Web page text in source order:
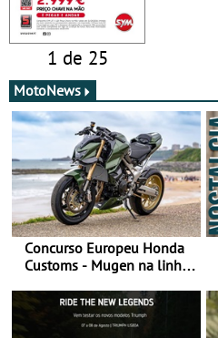
1 de 25
MotoNews
Concurso Europeu Honda
Customs - Mugen na linha
ganhar